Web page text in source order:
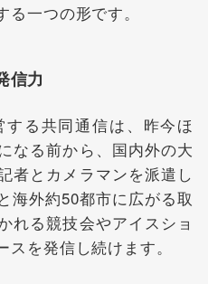
一つの形です。
信力
る共同通信は、昨今ほ
なる前から、国内外の大
者とカメラマンを派遣し
海外約50都市に広がる取
れる競技会やアイスショ
を発信し続けます。